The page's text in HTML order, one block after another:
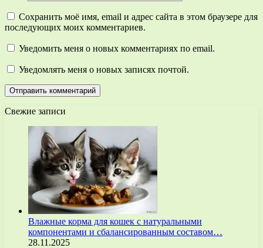
Сохранить моё имя, email и адрес сайта в этом браузере для
последующих моих комментариев.
Уведомить меня о новых комментариях по email.
Уведомлять меня о новых записях почтой.
Свежие записи
Влажные корма для кошек с натуральными
компонентами и сбалансированным составом…
28.11.2025